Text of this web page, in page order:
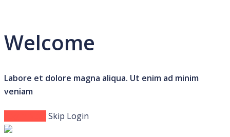
Welcome
Labore et dolore magna aliqua. Ut enim ad minim
veniam
Skip Login